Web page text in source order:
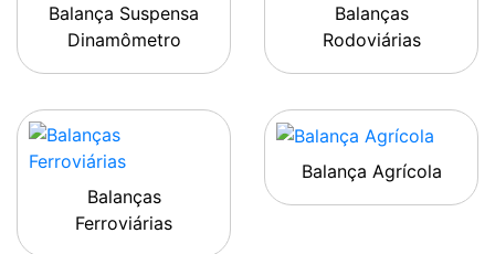
Balança Suspensa
Dinamômetro
Balanças
Rodoviárias
Balanças
Ferroviárias
Balança Agrícola